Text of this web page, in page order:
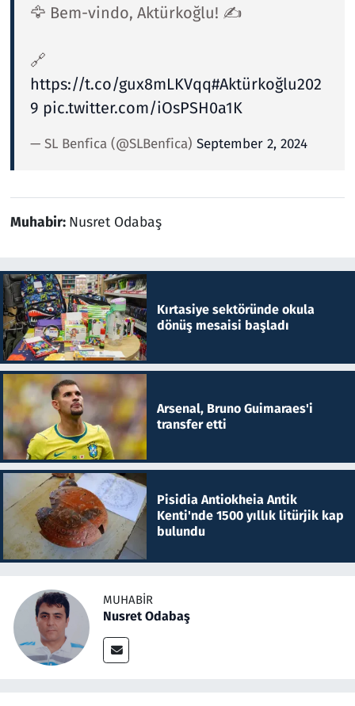
🦅 Bem-vindo, Aktürkoğlu! ✍
🔗
https://t.co/gux8mLKVqq#Aktürkoğlu202
9 pic.twitter.com/iOsPSH0a1K
— SL Benfica (@SLBenfica) September 2, 2024
Muhabir: Nusret Odabaş
Kırtasiye sektöründe okula
dönüş mesaisi başladı
Arsenal, Bruno Guimaraes'i
transfer etti
Pisidia Antiokheia Antik
Kenti'nde 1500 yıllık litürjik kap
bulundu
MUHABIR
Nusret Odabaş